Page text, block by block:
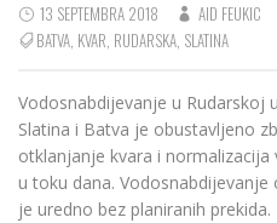
13 SEPTEMBRA 2018 AID FEUKIC
BATVA, KVAR, RUDARSKA, SLATINA
Vodosnabdijevanje u Rudarskoj
Slatina i Batva je obustavljeno
otklanjanje kvara i
u toku dana.
je uredno bez planiranih prekida.